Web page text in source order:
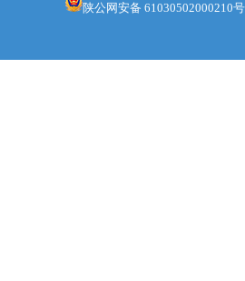
陕公网安备 61030502000210号